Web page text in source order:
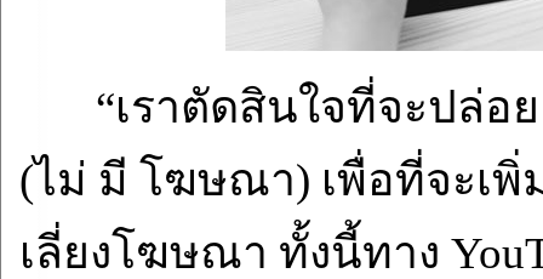
“เราตัดสินใจที่จะปล่อ
(ไม่ มี โฆษณา) เพื่อที่จะเพิ่
เลี่ยงโฆษณา ทั้งนี้ทาง